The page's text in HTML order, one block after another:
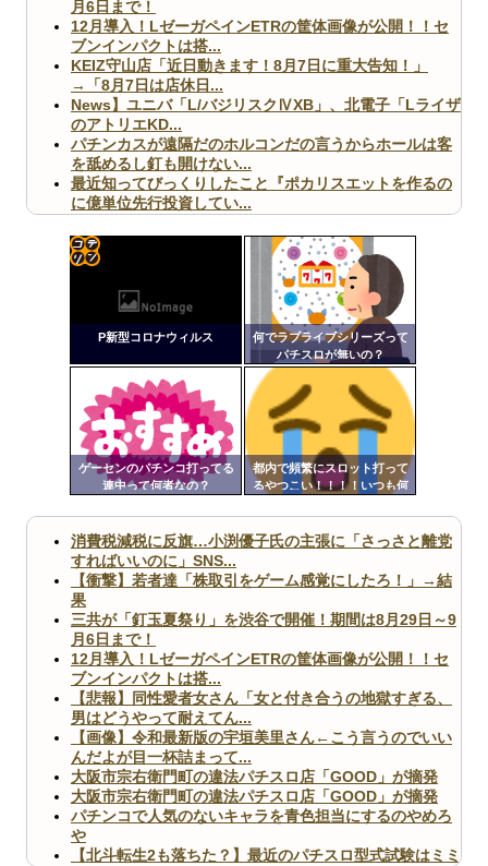
月6日まで！
12月導入！LゼーガペインETRの筐体画像が公開！！セ
ブンインパクトは搭...
KEIZ守山店「近日動きます！8月7日に重大告知！」
→「8月7日は店休日...
News】ユニバ「L/バジリスクⅣXB」、北電子「Lライザ
のアトリエKD...
パチンカスが遠隔だのホルコンだの言うからホールは客
を舐めるし釘も開けない...
最近知ってびっくりしたこと『ポカリスエットを作るの
に億単位先行投資してい...
ますｗ」←これどうす...
【閲覧注意】俺が近くにいると機械が壊れるんだけどさ
【画像】ペプシコーラ社、「こういうのでいいんだよ」
な新商品を発売
Powered by livedoor 相互RSS
P新型コロナウィルス
何でラブライブシリーズって
パチスロが無いの？
ゲーセンのパチンコ打ってる
連中って何者なの？
都内で頻繁にスロット打って
るやつこい！！！！いつも何
ンク
自動
更新
ツー
消費税減税に反旗…小渕優子氏の主張に「さっさと離党
すればいいのに」SNS...
【衝撃】若者達「株取引をゲーム感覚にしたろ！」→結
果
三共が「釘玉夏祭り」を渋谷で開催！期間は8月29日～9
月6日まで！
12月導入！LゼーガペインETRの筐体画像が公開！！セ
ブンインパクトは搭...
【悲報】同性愛者女さん「女と付き合うの地獄すぎる、
男はどうやって耐えてん...
【画像】令和最新版の宇垣美里さん←こう言うのでいい
んだよが目一杯詰まって...
大阪市宗右衛門町の違法パチスロ店「GOOD」が摘発
大阪市宗右衛門町の違法パチスロ店「GOOD」が摘発
パチンコで人気のないキャラを青色担当にするのやめろ
や
【北斗転生2も落ちた？】最近のパチスロ型式試験はミミ